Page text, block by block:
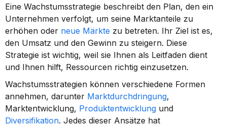
Eine Wachstumsstrategie beschreibt den Plan, den ein
Unternehmen verfolgt, um seine Marktanteile zu
erhöhen oder neue Märkte zu betreten. Ihr Ziel ist es,
den Umsatz und den Gewinn zu steigern. Diese
Strategie ist wichtig, weil sie Ihnen als Leitfaden dient
und Ihnen hilft, Ressourcen richtig einzusetzen.
Wachstumsstrategien können verschiedene Formen
annehmen, darunter Marktdurchdringung,
Marktentwicklung, Produktentwicklung
Diversifikation. Jedes dieser Ansätze hat